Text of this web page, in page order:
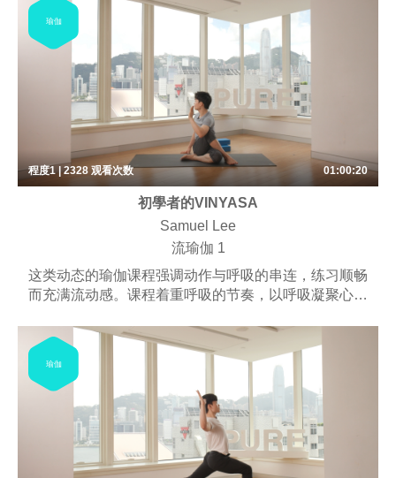
身的放松和平衡感。
瑜伽
程度1 | 2328 观看次数 01:00:20
初學者的VINYASA
Samuel Lee
流瑜伽 1
这类动态的瑜伽课程强调动作与呼吸的串连，练习顺畅
而充满流动感。课程着重呼吸的节奏，以呼吸凝聚心智
呼吸练习、梵唱，以及冥想。 适合所有想要和缓运
动、适度伸展的练习者。这堂课程以伸展为主轴，有助
练习者了解呼吸和动作的串连方式。
瑜伽